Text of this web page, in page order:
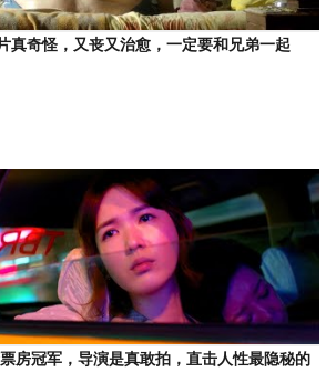
真奇怪，又丧又治愈，一定要和兄弟一起
房冠军，导演是真敢拍，直击人性最隐秘的